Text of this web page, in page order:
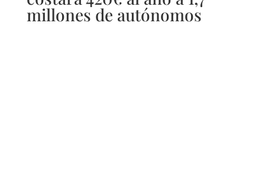
millones de autónomos